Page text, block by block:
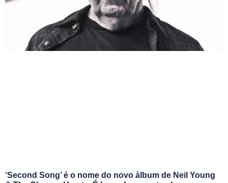
‘Second Song’ é o nome do novo álbum de Neil Young